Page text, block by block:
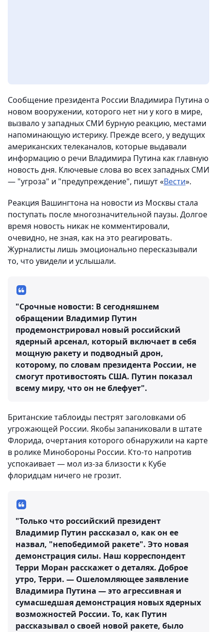
Сообщение президента России Владимира Путина о
новом вооружении, которого нет ни у кого в мире,
вызвало у западных СМИ бурную реакцию, местами
напоминающую истерику. Прежде всего, у ведущих
американских телеканалов, которые выдавали
информацию о речи Владимира Путина как главную
новость дня. Ключевые слова во всех западных СМИ
— "угроза" и "предупреждение", пишут «Вести».
Реакция Вашингтона на новости из Москвы стала
поступать после многозначительной паузы. Долгое
время новость никак не комментировали,
очевидно, не зная, как на это реагировать.
Журналисты лишь эмоционально пересказывали
то, что увидели и услышали.
"Срочные новости: В сегодняшнем
обращении Владимир Путин
продемонстрировал новый российский
ядерный арсенал, который включает в себя
мощную ракету и подводный дрон,
которому, по словам президента России, не
смогут противостоять США. Путин показал
всему миру, что он не блефует".
Британские таблоиды пестрят заголовками об
угрожающей России. Якобы запаниковали в штате
Флорида, очертания которого обнаружили на карте
в ролике Минобороны России. Кто-то напротив
успокаивает — мол из-за близости к Кубе
флоридцам ничего не грозит.
"Только что российский президент
Владимир Путин рассказал о, как он ее
назвал, "непобедимой ракете". Это новая
демонстрация силы. Наш корреспондент
Терри Моран расскажет о деталях. Доброе
утро, Терри. — Ошеломляющее заявление
Владимира Путина — это агрессивная и
сумасшедшая демонстрация новых ядерных
возможностей России. То, как Путин
рассказывал о своей новой ракете, было